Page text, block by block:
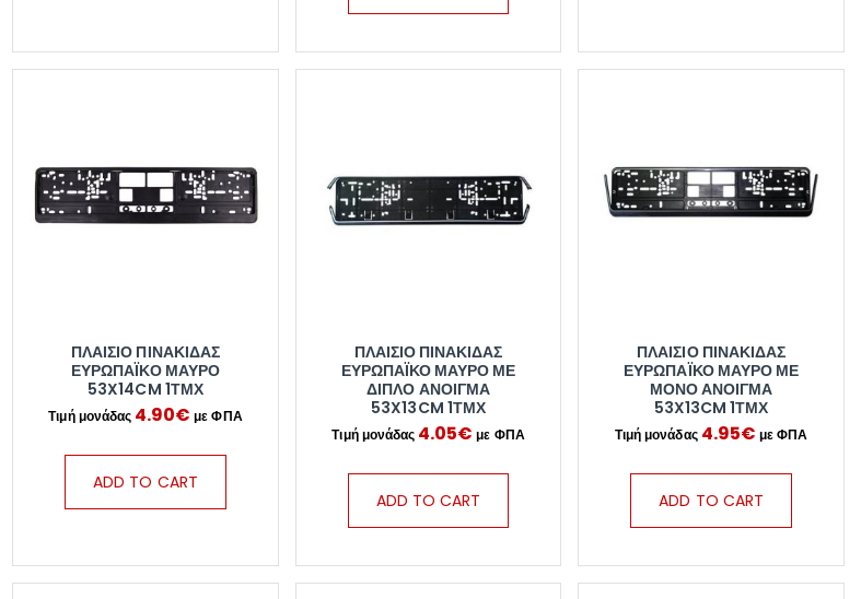
ΠΛΑΊΣΙΟ ΠΙΝΑΚΊΔΑΣ
ΕΥΡΩΠΑΪΚΌ ΜΑΎΡΟ
53X14CM 1ΤΜΧ
4.90€
ADD TO CART
ΠΛΑΊΣΙΟ ΠΙΝΑΚΊΔΑΣ
ΕΥΡΩΠΑΪΚΌ ΜΑΎΡΟ ΜΕ
ΔΙΠΛΌ ΆΝΟΙΓΜΑ
53X13CM 1ΤΜΧ
4.05€
ADD TO CART
ΠΛΑΊΣΙΟ ΠΙΝΑΚΊΔΑΣ
ΕΥΡΩΠΑΪΚΌ ΜΑΎΡΟ ΜΕ
ΜΟΝΌ ΆΝΟΙΓΜΑ
53X13CM 1ΤΜΧ
4.95€
ADD TO CART